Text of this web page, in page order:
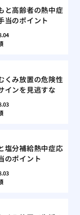
と高齢者の熱中症
当のポイント
くみ放置の危険性
インを見逃すな
塩分補給熱中症応
のポイント